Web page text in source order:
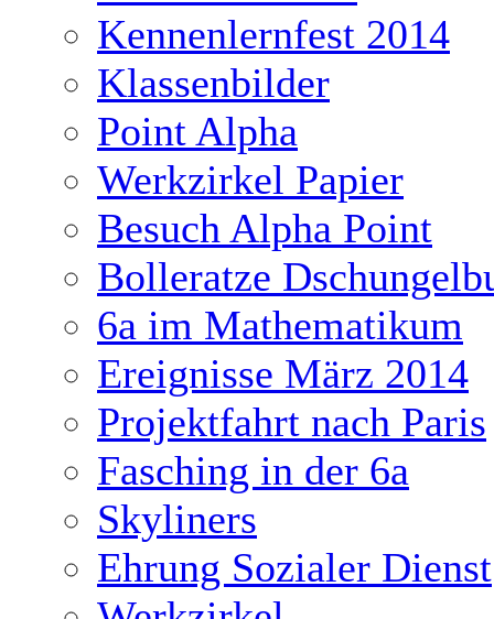
Kennenlernfest 2014
Klassenbilder
Point Alpha
Werkzirkel Papier
Besuch Alpha Point
Bolleratze
6a im Mathematikum
Ereignisse März 2014
Projektfahrt nach Paris
Fasching in der 6a
Skyliners
Ehrung Sozialer Dienst